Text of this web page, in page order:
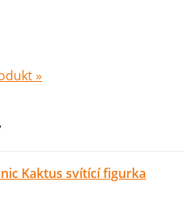
»
Kaktus svítící figurka